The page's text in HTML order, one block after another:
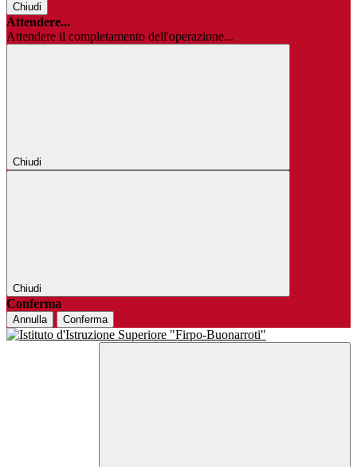
Chiudi
Attendere...
Attendere il completamento dell'operazione...
Chiudi
Chiudi
Conferma
Annulla Conferma